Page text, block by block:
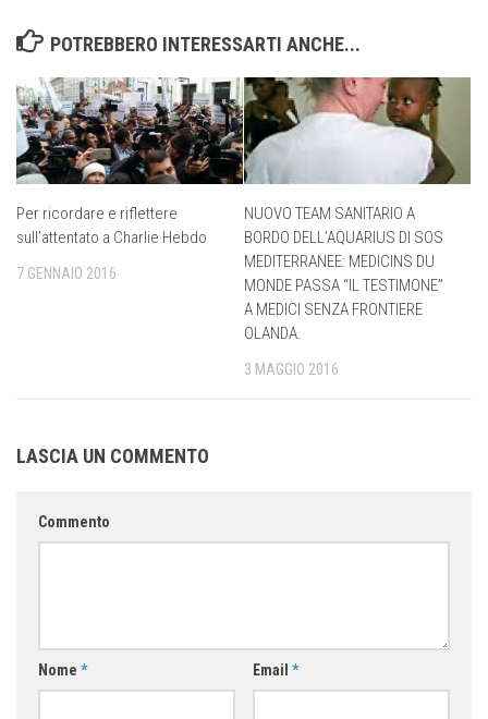
POTREBBERO INTERESSARTI ANCHE...
Per ricordare e riflettere
sull’attentato a Charlie Hebdo
7 GENNAIO 2016
NUOVO TEAM SANITARIO A
BORDO DELL’AQUARIUS DI SOS
MEDITERRANEE: MEDICINS DU
MONDE PASSA “IL TESTIMONE”
A MEDICI SENZA FRONTIERE
OLANDA.
3 MAGGIO 2016
LASCIA UN COMMENTO
Commento
Nome * Email *